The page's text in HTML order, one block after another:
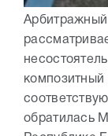
Арбитражный
обратилась